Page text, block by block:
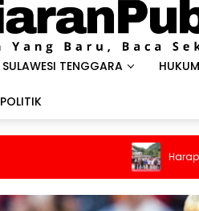
SULAWESI TENGGARA
POLITIK
Harapan Itu Bernama Kemah